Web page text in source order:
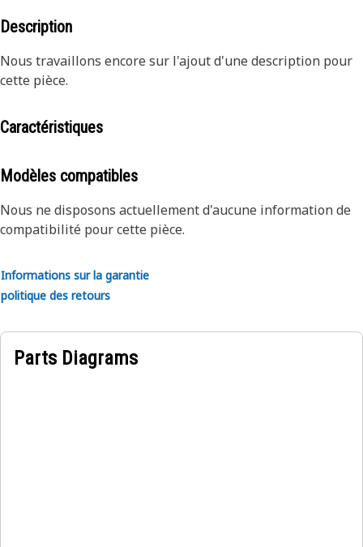
Description
Nous travaillons encore sur l'ajout d'une description pour
cette pièce.
Caractéristiques
Modèles compatibles
Nous ne disposons actuellement d'aucune information de
compatibilité pour cette pièce.
Informations sur la garantie
politique des retours
Parts Diagrams